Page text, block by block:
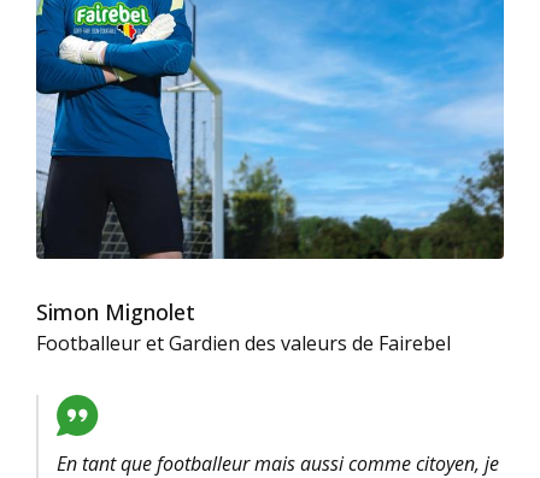
Simon Mignolet
Footballeur et Gardien des valeurs de Fairebel
En tant que footballeur mais aussi comme citoyen, je